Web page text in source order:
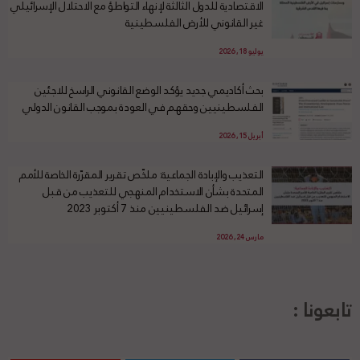
الاقتصادية للدول الثالثة لإنهاء التواطؤ مع الاحتلال الإسرائيلي
غير القانوني للأرض الفلسطينية
يوليو 18, 2026
بحث أكاديمي جديد يؤكد الوضع القانوني الراسخ للاجئين
الفلسطينيين وحقهم في العودة بموجب القانون الدولي
أبريل 15, 2026
التعذيب والإبادة الجماعية: ملخّص تقرير المقرّرة الخاصة للأمم
المتحدة بشأن الاستخدام المنهجي للتعذيب من قبل
إسرائيل ضد الفلسطينيين منذ 7 أكتوبر 2023
مارس 24, 2026
تابعونا :